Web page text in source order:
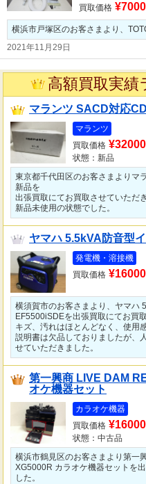
買取価格 ¥7000
横浜市戸塚区のお客さまより、
2021年11月29日
高額買取実績
マランツ SACD対応
マランツ
買取価格
状態：新品
東京都千代田区のお客さまよりマ
新品を
出張買取にてお買取させていただ
新品未使用の状態でした。
ヤマハ 5.5kVA防音型
発電機・溶接機
買取価格
横須賀市のお客さまより、ヤマハ
EF5500iSDEを出張買取にてお買
キズ、汚れはほとんどなく、使用
説明書は欠品しておりましたが、
せていただきました。
第一興商 LIVE DAM
オケ機器セット
カラオケ機器
買取価格
状態：中古品
横浜市鶴見区のお客さまより第一
XG5000R カラオケ機器セットを
した。